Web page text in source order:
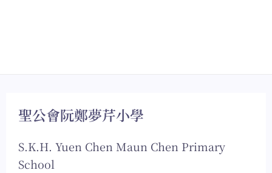
聖公會阮鄭夢芹小學
S.K.H. Yuen Chen Maun Chen Primary
School